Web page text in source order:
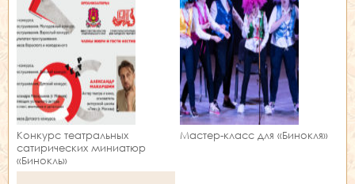
Конкурс театральных
сатирических миниатюр
«Бинокль»
Мастер-класс для «Бинокля»